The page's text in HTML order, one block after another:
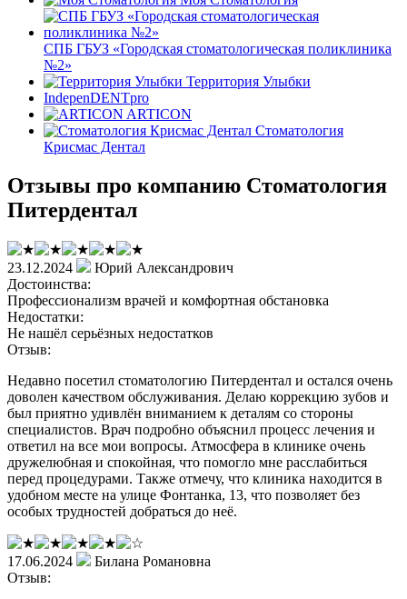
СПБ ГБУЗ «Городская стоматологическая поликлиника
№2»
Территория Улыбки
IndepenDENTpro
ARTICON
Стоматология
Крисмас Дентал
Отзывы про компанию Стоматология
Питердентал
23.12.2024
Юрий Александрович
Достоинства:
Профессионализм врачей и комфортная обстановка
Недостатки:
Не нашёл серьёзных недостатков
Отзыв:
Недавно посетил стоматологию Питердентал и остался очень
доволен качеством обслуживания. Делаю коррекцию зубов и
был приятно удивлён вниманием к деталям со стороны
специалистов. Врач подробно объяснил процесс лечения и
ответил на все мои вопросы. Атмосфера в клинике очень
дружелюбная и спокойная, что помогло мне расслабиться
перед процедурами. Также отмечу, что клиника находится в
удобном месте на улице Фонтанка, 13, что позволяет без
особых трудностей добраться до неё.
17.06.2024
Билана Романовна
Отзыв: